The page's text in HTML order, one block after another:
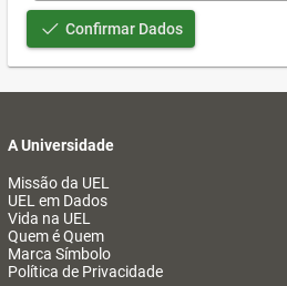
Confirmar Dados
A Universidade
Missão da UEL
UEL em Dados
Vida na UEL
Quem é Quem
Marca Símbolo
Política de Privacidade